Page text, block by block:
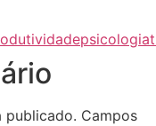
psicologia
publicado. Campos